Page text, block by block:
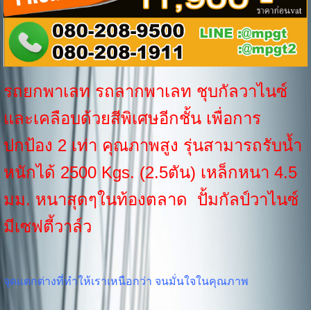
รถยกพาเลท รถลากพาเลท ชุบกัลวาไนซ์
และเคลือบด้วยสีพิเศษอีกชั้น เพื่อการ
ปกป้อง 2 เท่า คุณภาพสูง รุ่นสามารถรับน้ำ
หนักได้ 2500 Kgs. (2.5ตัน) เหล็กหนา 4.5
มม. หนาสุดๆในท้องตลาด ปั้มกัลป์วาไนซ์
มีเซฟตี้วาล์ว
จุดแตกต่างที่ทำให้เราเหนือกว่า จนมั่นใจในคุณภาพ